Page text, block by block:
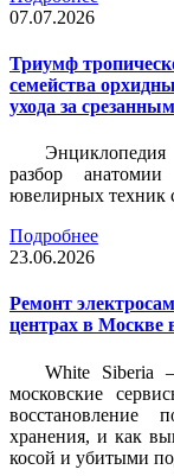
07.07.2026
Триумф
семейства
ухода за
Энциклопедия
разбор
ювелирных техник
Подробнее
23.06.2026
Ремонт
центрах в Москве
White Siberia
московские
восстановление
хранения, и как
косой и убитыми